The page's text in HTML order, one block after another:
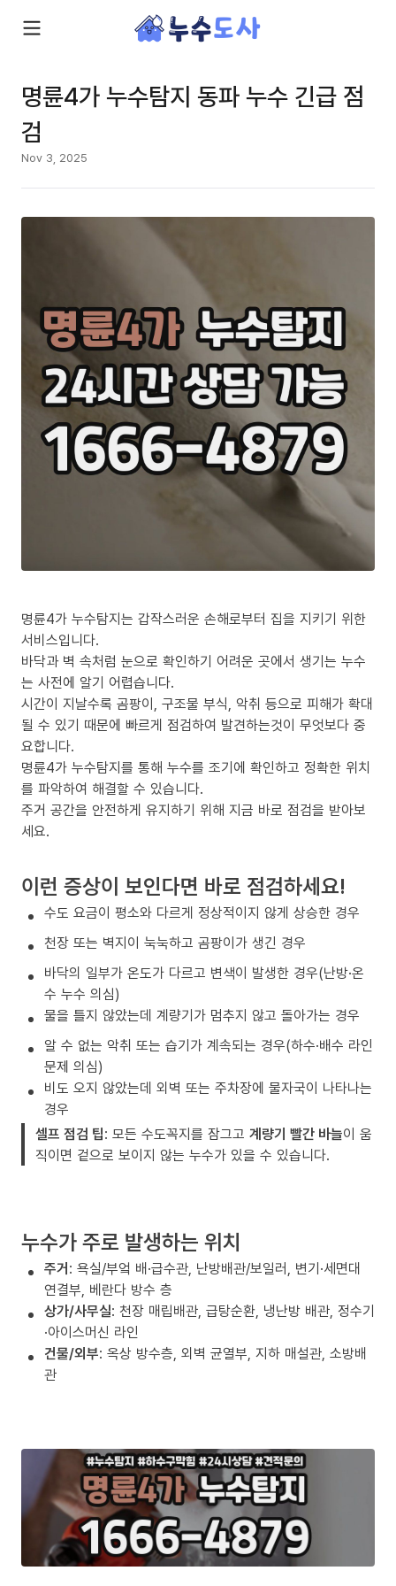
명륜4가 누수탐지 동파 누수 긴급 점
검
Nov 3, 2025
명륜4가 누수탐지는 갑작스러운 손해로부터 집을 지키기 위한
서비스입니다.
바닥과 벽 속처럼 눈으로 확인하기 어려운 곳에서 생기는 누수
는 사전에 알기 어렵습니다.
시간이 지날수록 곰팡이, 구조물 부식, 악취 등으로 피해가 확대
될 수 있기 때문에 빠르게 점검하여 발견하는것이 무엇보다 중
요합니다.
명륜4가 누수탐지를 통해 누수를 조기에 확인하고 정확한 위치
를 파악하여 해결할 수 있습니다.
주거 공간을 안전하게 유지하기 위해 지금 바로 점검을 받아보
세요.
이런 증상이 보인다면 바로 점검하세요!
수도 요금이 평소와 다르게 정상적이지 않게 상승한 경우
천장 또는 벽지이 눅눅하고 곰팡이가 생긴 경우
바닥의 일부가 온도가 다르고 변색이 발생한 경우(난방·온
수 누수 의심)
물을 틀지 않았는데 계량기가 멈추지 않고 돌아가는 경우
알 수 없는 악취 또는 습기가 계속되는 경우(하수·배수 라인
문제 의심)
비도 오지 않았는데 외벽 또는 주차장에 물자국이 나타나는
경우
셀프 점검 팁: 모든 수도꼭지를 잠그고 계량기 빨간 바늘이 움
직이면 겉으로 보이지 않는 누수가 있을 수 있습니다.
누수가 주로 발생하는 위치
주거: 욕실/부엌 배·급수관, 난방배관/보일러, 변기·세면대
연결부, 베란다 방수 층
상가/사무실: 천장 매립배관, 급탕순환, 냉난방 배관, 정수기
·아이스머신 라인
건물/외부: 옥상 방수층, 외벽 균열부, 지하 매설관, 소방배
관